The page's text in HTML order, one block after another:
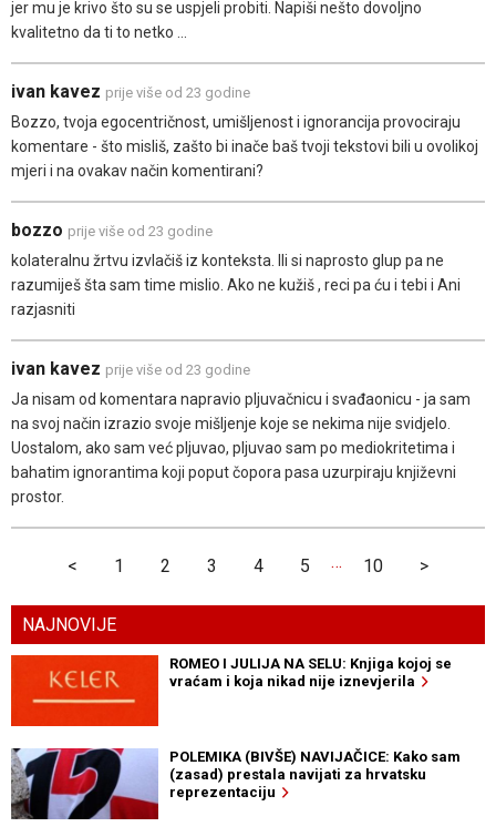
jer mu je krivo što su se uspjeli probiti. Napiši nešto dovoljno
kvalitetno da ti to netko ...
ivan kavez prije više od 23 godine
Bozzo, tvoja egocentričnost, umišljenost i ignorancija provociraju
komentare - što misliš, zašto bi inače baš tvoji tekstovi bili u ovolikoj
mjeri i na ovakav način komentirani?
bozzo prije više od 23 godine
kolateralnu žrtvu izvlačiš iz konteksta. Ili si naprosto glup pa ne
razumiješ šta sam time mislio. Ako ne kužiš , reci pa ću i tebi i Ani
razjasniti
ivan kavez prije više od 23 godine
Ja nisam od komentara napravio pljuvačnicu i svađaonicu - ja sam
na svoj način izrazio svoje mišljenje koje se nekima nije svidjelo.
Uostalom, ako sam već pljuvao, pljuvao sam po mediokritetima i
bahatim ignorantima koji poput čopora pasa uzurpiraju književni
prostor.
< 1 2 3 4 5 … 10 >
NAJNOVIJE
ROMEO I JULIJA NA SELU: Knjiga kojoj se
vraćam i koja nikad nije iznevjerila
POLEMIKA (BIVŠE) NAVIJAČICE: Kako sam
(zasad) prestala navijati za hrvatsku
reprezentaciju